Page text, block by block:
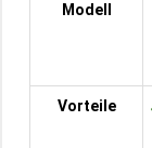
Modell
Vorteile